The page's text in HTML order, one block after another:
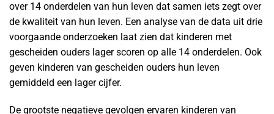
over 14 onderdelen van hun leven dat samen iets zegt over
de kwaliteit van hun leven. Een analyse van de data uit drie
voorgaande onderzoeken laat zien dat kinderen met
gescheiden ouders lager scoren op alle 14 onderdelen. Ook
geven kinderen van gescheiden ouders hun leven
gemiddeld een lager cijfer.
De grootste negatieve gevolgen ervaren kinderen van